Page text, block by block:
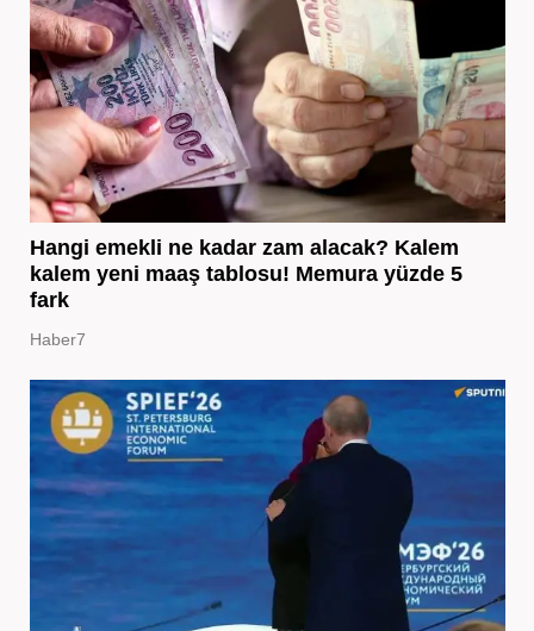
Hangi emekli ne kadar zam alacak? Kalem
kalem yeni maaş tablosu! Memura yüzde 5
fark
Haber7